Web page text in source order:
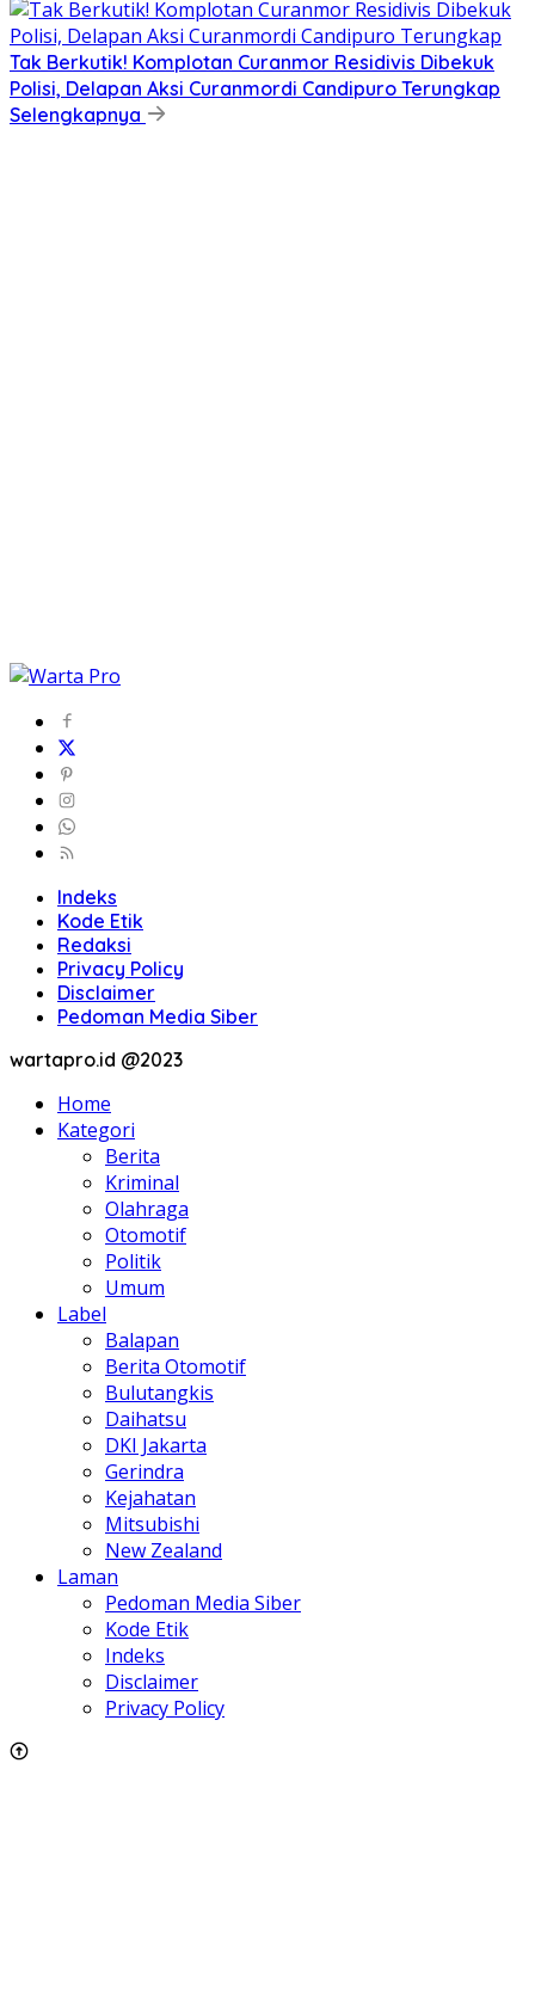
Tak Berkutik! Komplotan Curanmor Residivis Dibekuk
Polisi, Delapan Aksi Curanmordi Candipuro Terungkap
Selengkapnya
Indeks
Kode Etik
Redaksi
Privacy Policy
Disclaimer
Pedoman Media Siber
wartapro.id @2023
Home
Kategori
Berita
Kriminal
Olahraga
Otomotif
Politik
Umum
Label
Balapan
Berita Otomotif
Bulutangkis
Daihatsu
DKI Jakarta
Gerindra
Kejahatan
Mitsubishi
New Zealand
Laman
Pedoman Media Siber
Kode Etik
Indeks
Disclaimer
Privacy Policy